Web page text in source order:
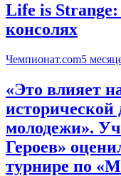
Life is
консолях
Чемпионат.com5
«Это влияет
исторической
молодежи».
Героев»
турнире по